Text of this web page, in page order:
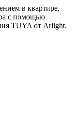
в квартире,
с помощью
TUYA от Arlight.